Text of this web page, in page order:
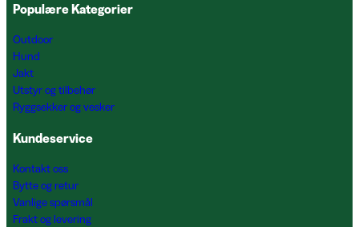
Populære Kategorier
Outdoor
Hund
Jakt
Utstyr og tilbehør
Ryggsekker og vesker
Kundeservice
Kontakt oss
Bytte og retur
Vanlige spørsmål
Frakt og levering